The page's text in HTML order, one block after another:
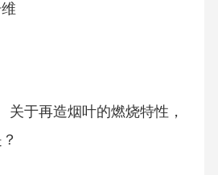
关于再造烟叶的燃烧特性，